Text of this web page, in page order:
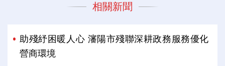
相關新聞
助殘紓困暖人心 瀋陽市殘聯深耕政務服務優化
營商環境